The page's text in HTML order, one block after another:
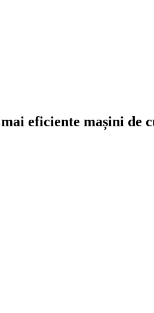
eficiente mașini de